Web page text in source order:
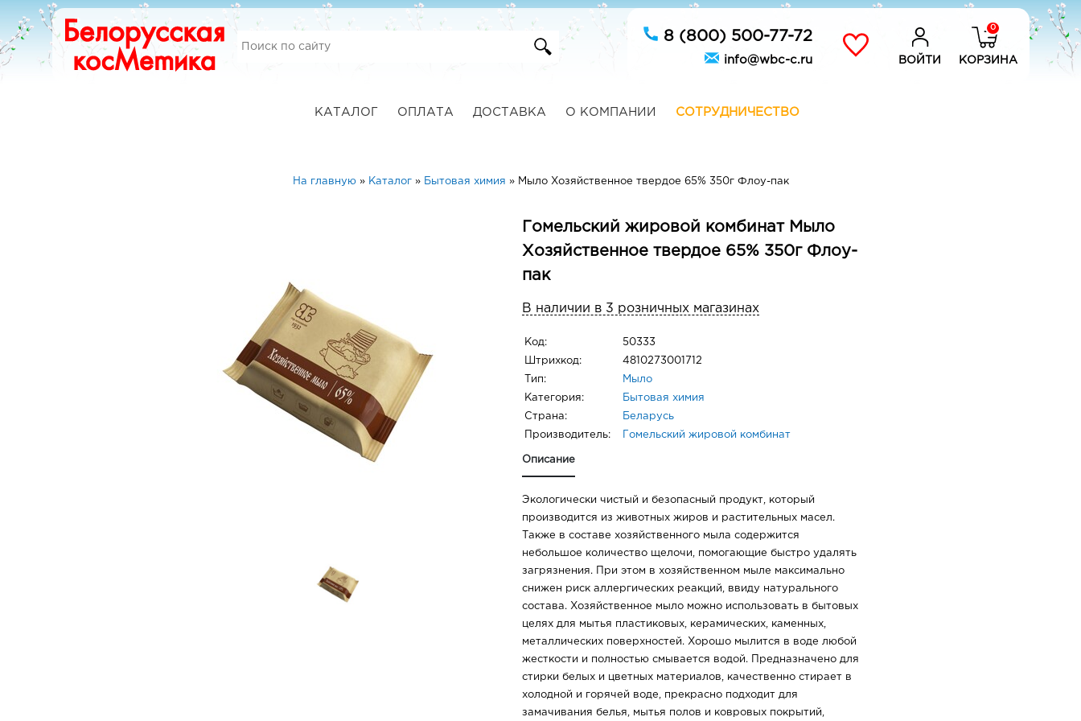
8 (800) 500-77-72
info@wbc-c.ru ВОЙТИ
0
КОРЗИНА
КАТАЛОГ ОПЛАТА ДОСТАВКА О КОМПАНИИ СОТРУДНИЧЕСТВО
На главную» Каталог» Бытовая химия » Мыло Хозяйственное твердое 65% 350г Флоу-пак
Гомельский жировой комбинат Мыло
Хозяйственное твердое 65% 350г Флоу-
пак
В наличии в 3 розничных магазинах
Код: 50333
Штрихкод: 4810273001712
Тип: Мыло
Категория: Бытовая химия
Страна: Беларусь
Производитель: Гомельский жировой комбинат
Описание
Экологически чистый и безопасный продукт, который
производится из животных жиров и растительных масел.
Также в составе хозяйственного мыла содержится
небольшое количество щелочи, помогающие быстро удалять
загрязнения. При этом в хозяйственном мыле максимально
снижен риск аллергических реакций, ввиду натурального
состава. Хозяйственное мыло можно использовать в бытовых
целях для мытья пластиковых, керамических, каменных,
металлических поверхностей. Хорошо мылится в воде любой
жесткости и полностью смывается водой. Предназначено для
стирки белых и цветных материалов, качественно стирает в
холодной и горячей воде, прекрасно подходит для
замачивания белья, мытья полов и ковровых покрытий,